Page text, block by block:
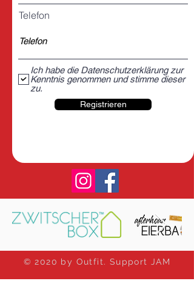
Telefon
Ich habe die Datenschutzerklärung zur
Kenntnis genommen und stimme dieser
zu.
Registrieren
© 2020 by Outfit. Support JAM